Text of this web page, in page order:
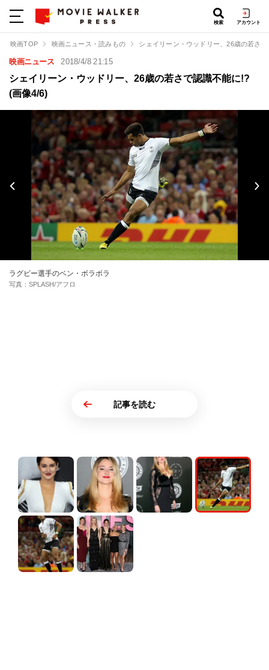
検索 アカウント
映画TOP 映画ニュース・読みもの シェイリーン・ウッドリー、26歳の若さ
映画ニュース 2018/4/8 21:15
シェイリーン・ウッドリー、26歳の若さで認識不能に!?
(画像4/6)
ラグビー選手のベン・ボラボラ
写真：SPLASH/アフロ
記事を読む